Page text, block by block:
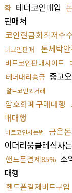
화 테더코인매입
판매처
코인현금화최저수
더코인판매
돈세탁
비트코인판매사이트
테더대리송금 중고
알트코인퀵거래
암호화폐구매대행
매대행
비트코인사는법 금은
이더리움클레식사
핸드폰결제85% 소
대행
핸드폰결제비트구입